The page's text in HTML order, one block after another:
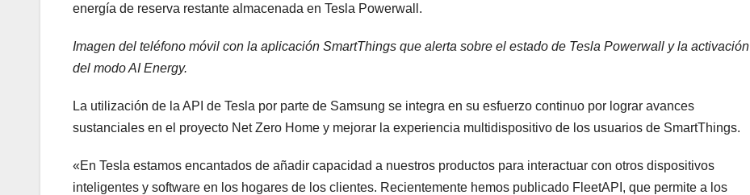
energía de reserva restante almacenada en Tesla Powerwall.
Imagen del teléfono móvil con la aplicación SmartThings que alerta sobre el estado de Tesla Powerwall y la activación
del modo AI Energy.
La utilización de la API de Tesla por parte de Samsung se integra en su esfuerzo continuo por lograr avances
sustanciales en el proyecto Net Zero Home y mejorar la experiencia multidispositivo de los usuarios de SmartThings.
«En Tesla estamos encantados de añadir capacidad a nuestros productos para interactuar con otros dispositivos
inteligentes y software en los hogares de los clientes. Recientemente hemos publicado FleetAPI, que permite a los